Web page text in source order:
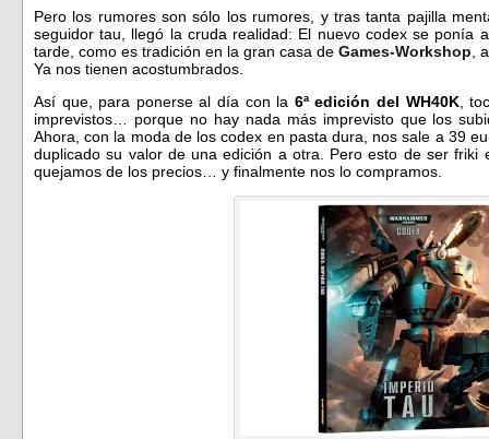
Pero los rumores son sólo los rumores, y tras tanta pajilla
seguidor tau, llegó la cruda realidad: El nuevo codex se ponía
tarde, como es tradición en la gran casa de Games-Workshop ,
Ya nos tienen acostumbrados.
Así que, para ponerse al día con la 6ª edición del WH40K,
imprevistos… porque no hay nada más imprevisto que los
Ahora, con la moda de los codex en pasta dura, nos sale a 39
duplicado su valor de una edición a otra. Pero esto de ser friki
quejamos de los precios… y finalmente nos lo compramos.